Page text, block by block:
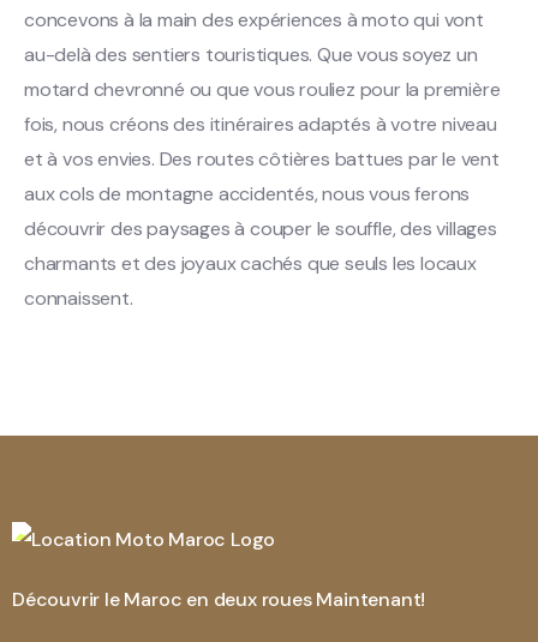
concevons à la main des expériences à moto qui vont
au-delà des sentiers touristiques. Que vous soyez un
motard chevronné ou que vous rouliez pour la première
fois, nous créons des itinéraires adaptés à votre niveau
et à vos envies. Des routes côtières battues par le vent
aux cols de montagne accidentés, nous vous ferons
découvrir des paysages à couper le souffle, des villages
charmants et des joyaux cachés que seuls les locaux
connaissent.
Découvrir le Maroc en deux roues Maintenant!